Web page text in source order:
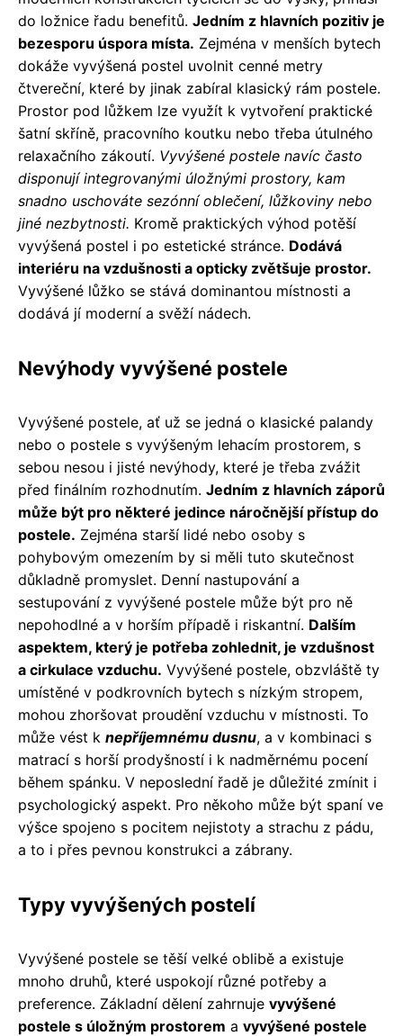
do ložnice řadu benefitů. Jedním z hlavních pozitiv je
bezesporu úspora místa. Zejména v menších bytech
dokáže vyvýšená postel uvolnit cenné metry
čtvereční, které by jinak zabíral klasický rám postele.
Prostor pod lůžkem lze využít k vytvoření praktické
šatní skříně, pracovního koutku nebo třeba útulného
relaxačního zákoutí. Vyvýšené postele navíc často
disponují integrovanými úložnými prostory, kam
snadno uschováte sezónní oblečení, lůžkoviny nebo
jiné nezbytnosti. Kromě praktických výhod potěší
vyvýšená postel i po estetické stránce. Dodává
interiéru na vzdušnosti a opticky zvětšuje prostor.
Vyvýšené lůžko se stává dominantou místnosti a
dodává jí moderní a svěží nádech.
Nevýhody vyvýšené postele
Vyvýšené postele, ať už se jedná o klasické palandy
nebo o postele s vyvýšeným lehacím prostorem, s
sebou nesou i jisté nevýhody, které je třeba zvážit
před finálním rozhodnutím. Jedním z hlavních záporů
může být pro některé jedince náročnější přístup do
postele. Zejména starší lidé nebo osoby s
pohybovým omezením by si měli tuto skutečnost
důkladně promyslet. Denní nastupování a
sestupování z vyvýšené postele může být pro ně
nepohodlné a v horším případě i riskantní. Dalším
aspektem, který je potřeba zohlednit, je vzdušnost
a cirkulace vzduchu. Vyvýšené postele, obzvláště ty
umístěné v podkrovních bytech s nízkým stropem,
mohou zhoršovat proudění vzduchu v místnosti. To
může vést k nepříjemnému dusnu, a v kombinaci s
matrací s horší prodyšností i k nadměrnému pocení
během spánku. V neposlední řadě je důležité zmínit i
psychologický aspekt. Pro někoho může být spaní ve
výšce spojeno s pocitem nejistoty a strachu z pádu,
a to i přes pevnou konstrukci a zábrany.
Typy vyvýšených postelí
Vyvýšené postele se těší velké oblibě a existuje
mnoho druhů, které uspokojí různé potřeby a
preference. Základní dělení zahrnuje vyvýšené
postele s úložným prostorem a vyvýšené postele